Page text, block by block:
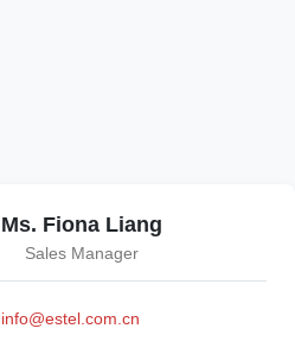
Ms. Fiona Liang
Sales Manager
info@estel.com.cn